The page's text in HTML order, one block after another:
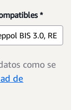
*
como se
de